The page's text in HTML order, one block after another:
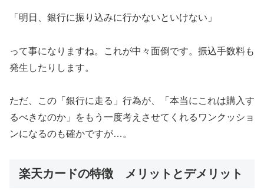
「明日、銀行に振り込みに行かないといけない」
って事になりますね。これが中々面倒です。振込手数料も
発生したりします。
ただ、この「銀行に走る」行為が、「本当にこれは購入す
るべきなのか」をもう一度考えさせてくれるワンクッショ
ンになるのも確かですが…。
楽天カードの特徴 メリットとデメリット